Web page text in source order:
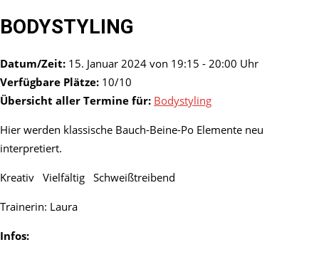
BODYSTYLING
Datum/Zeit: 15. Januar 2024 von 19:15 - 20:00 Uhr
Verfügbare Plätze: 10/10
Übersicht aller Termine für: Bodystyling
Hier werden klassische Bauch-Beine-Po Elemente neu
interpretiert.
Kreativ Vielfältig Schweißtreibend
Trainerin: Laura
Infos: